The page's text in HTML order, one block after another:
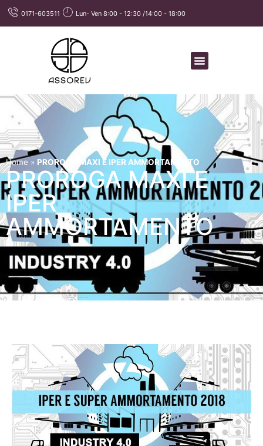
0171-603511 Lun- Ven 8:00 - 12:30 /14:00 - 18:00
Home » PROROGA MAXI E IPER AMMORTAMENTO
PROROGA MAXI E
IPER
AMMORTAMENTO